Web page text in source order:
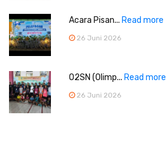
Acara Pisan... Read more
26 Juni 2026
O2SN (Olimp... Read more
26 Juni 2026